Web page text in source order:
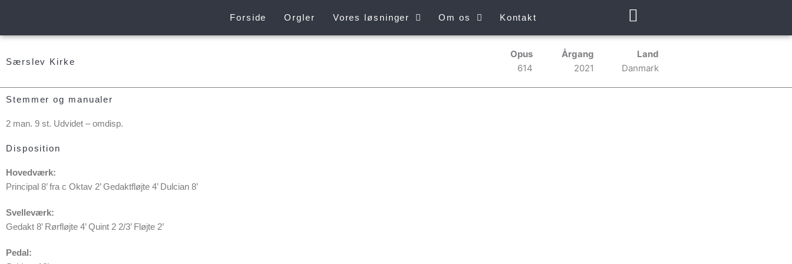
indholdet
Forside Orgler Vores løsninger Om os Kontakt
Særslev Kirke
Opus
614
Årgang
2021
Land
Danmark
Stemmer og manualer
2 man. 9 st. Udvidet – omdisp.
Disposition
Hovedværk:
Principal 8’ fra c Oktav 2’ Gedaktfløjte 4’ Dulcian 8’
Svelleværk:
Gedakt 8’ Rørfløjte 4’ Quint 2 2/3’ Fløjte 2’
Pedal: